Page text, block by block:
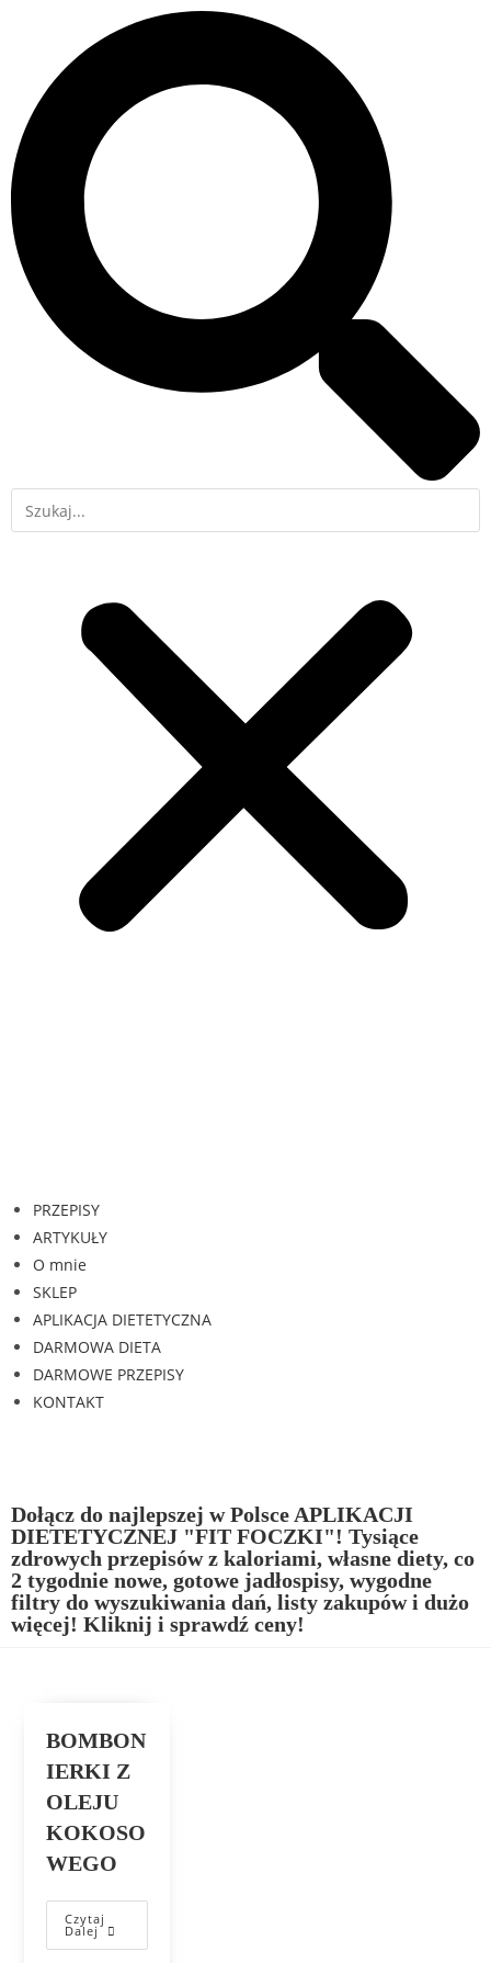
PRZEPISY
ARTYKUŁY
O mnie
SKLEP
APLIKACJA DIETETYCZNA
DARMOWA DIETA
DARMOWE PRZEPISY
KONTAKT
Dołącz do najlepszej w Polsce APLIKACJI
DIETETYCZNEJ "FIT FOCZKI"! Tysiące
zdrowych przepisów z kaloriami, własne diety, co
2 tygodnie nowe, gotowe jadłospisy, wygodne
filtry do wyszukiwania dań, listy zakupów i dużo
więcej! Kliknij i sprawdź ceny!
BOMBON
IERKI Z
OLEJU
KOKOSO
WEGO
Czytaj
Dalej